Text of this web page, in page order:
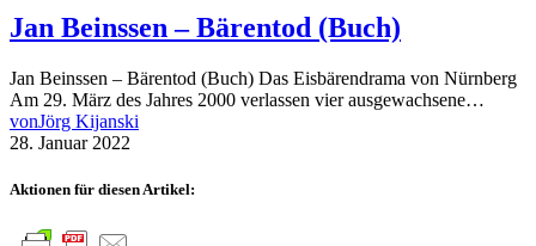
Jan Beinssen – Bärentod (Buch)
Jan Beinssen – Bärentod (Buch) Das Eisbärendrama von Nürnberg
Am 29. März des Jahres 2000 verlassen vier ausgewachsene…
vonJörg Kijanski
28. Januar 2022
Aktionen für diesen Artikel: